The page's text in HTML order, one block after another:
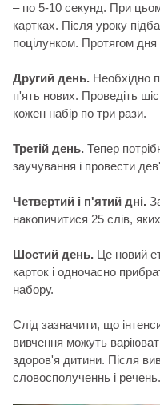
– по 5-10 секунд. При
картках. Після уроку
поцілунком. Протягом дня
Другий день. Необхідно
п'ять нових. Проведіть
кожен набір по три рази.
Третій день. Тепер
заучування і провести
Четвертий і п'ятий дні.
накопичитися 25 слів,
Шостий день. Це новий
карток і одночасно
набору.
Слід зазначити, що
вивчення можуть
здоров'я дитини. Після
словосполученнь і речень.